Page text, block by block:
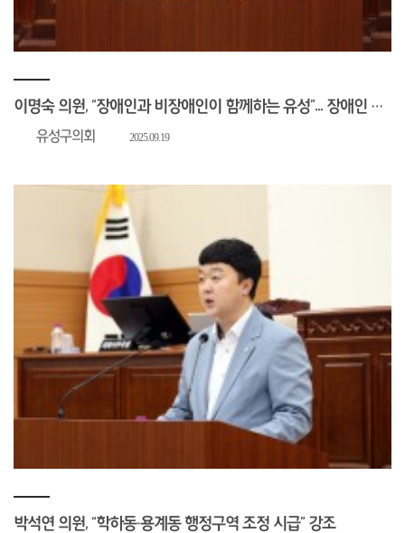
이명숙 의원, “장애인과 비장애인이 함께하는 유성”... 장애인 파크골프장 필요성 강조
유성구의회 2025.09.19
박석연 의원, “학하동·용계동 행정구역 조정 시급” 강조